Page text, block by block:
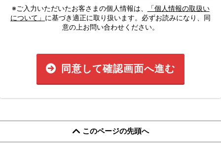
※ご入力いただいたお客さまの個人情報は、
「個人情報の取扱い
について」 に基づき適正に取り扱います。必ずお読みになり、同
意の上お問い合わせください。
同意して確認画面へ進む
このページの先頭へ